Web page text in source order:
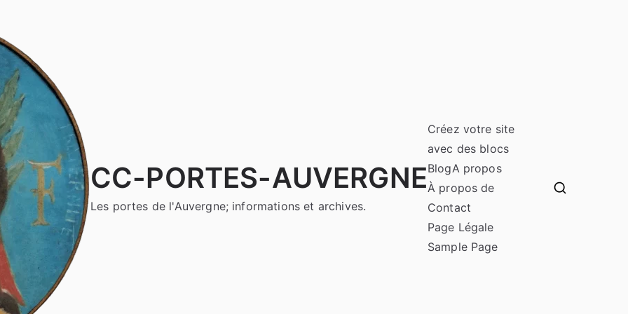
CC-PORTES-AUVERGNE
Les portes de l'Auvergne; informations et archives.
Créez votre site
avec des blocs
BlogA propos
À propos de
Contact
Page Légale
Sample Page